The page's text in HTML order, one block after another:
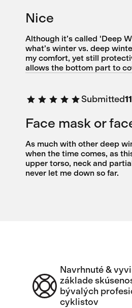
Nice
Although it’s called 'Deep
what’s winter vs. deep
my comfort, yet still
allows the bottom part to
Submitted
Face mask or
As much with other deep
when the time comes, as
upper torso, neck and
never let me down so far.
Navrhnuté &
základe
bývalých
cyklistov